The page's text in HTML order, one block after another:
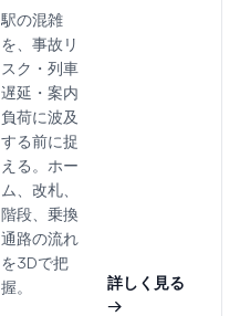
駅の混雑
を、事故リ
スク・列車
遅延・案内
負荷に波及
する前に捉
える。ホー
ム、改札、
階段、乗換
通路の流れ
を3Dで把
握。
詳しく見る
→